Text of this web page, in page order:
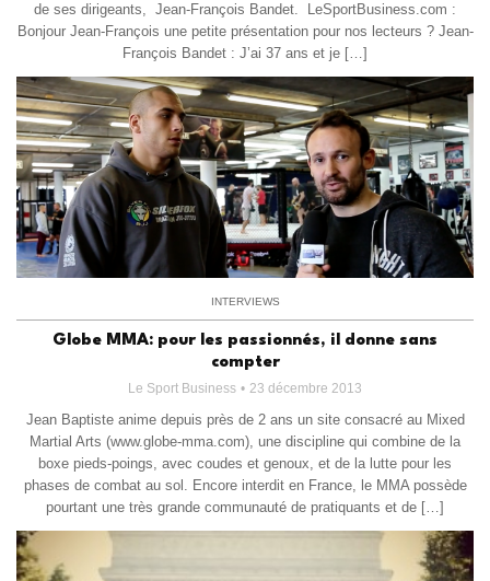
de ses dirigeants, Jean-François Bandet. LeSportBusiness.com :
Bonjour Jean-François une petite présentation pour nos lecteurs ? Jean-
François Bandet : J’ai 37 ans et je […]
INTERVIEWS
Globe MMA: pour les passionnés, il donne sans
compter
Le Sport Business 23 décembre 2013
Jean Baptiste anime depuis près de 2 ans un site consacré au Mixed
Martial Arts (www.globe-mma.com), une discipline qui combine de la
boxe pieds-poings, avec coudes et genoux, et de la lutte pour les
phases de combat au sol. Encore interdit en France, le MMA possède
pourtant une très grande communauté de pratiquants et de […]